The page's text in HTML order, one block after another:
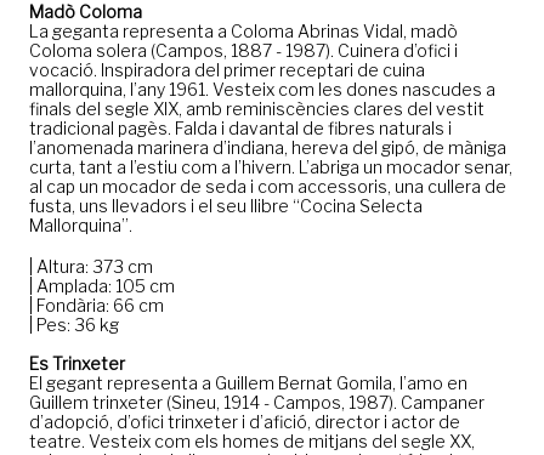
Madò Coloma
La geganta representa a Coloma Abrinas Vidal, madò
Coloma solera (Campos, 1887 - 1987). Cuinera d’ofici i
vocació. Inspiradora del primer receptari de cuina
mallorquina, l’any 1961. Vesteix com les dones nascudes a
finals del segle XIX, amb reminiscències clares del vestit
tradicional pagès. Falda i davantal de fibres naturals i
l’anomenada marinera d’indiana, hereva del gipó, de màniga
curta, tant a l’estiu com a l’hivern. L’abriga un mocador senar,
al cap un mocador de seda i com accessoris, una cullera de
fusta, uns llevadors i el seu llibre “Cocina Selecta
Mallorquina”.
| Altura: 373 cm
| Amplada: 105 cm
| Fondària: 66 cm
| Pes: 36 kg
Es Trinxeter
El gegant representa a Guillem Bernat Gomila, l’amo en
Guillem trinxeter (Sineu, 1914 - Campos, 1987). Campaner
d’adopció, d’ofici trinxeter i d’afició, director i actor de
teatre. Vesteix com els homes de mitjans del segle XX,